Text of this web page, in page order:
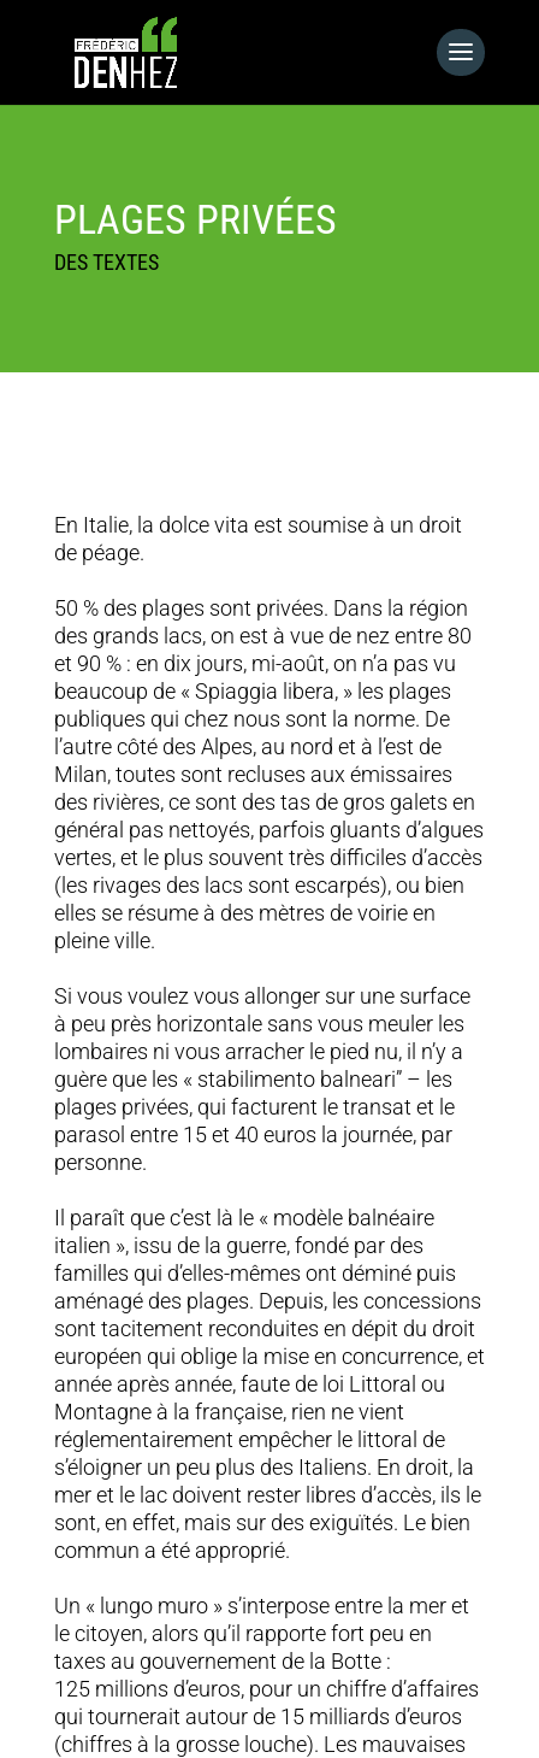
PLAGES PRIVÉES
DES TEXTES
En Italie, la dolce vita est soumise à un droit
de péage.
50 % des plages sont privées. Dans la région
des grands lacs, on est à vue de nez entre 80
et 90 % : en dix jours, mi-août, on n’a pas vu
beaucoup de « Spiaggia libera, » les plages
publiques qui chez nous sont la norme. De
l’autre côté des Alpes, au nord et à l’est de
Milan, toutes sont recluses aux émissaires
des rivières, ce sont des tas de gros galets en
général pas nettoyés, parfois gluants d’algues
vertes, et le plus souvent très difficiles d’accès
(les rivages des lacs sont escarpés), ou bien
elles se résume à des mètres de voirie en
pleine ville.
Si vous voulez vous allonger sur une surface
à peu près horizontale sans vous meuler les
lombaires ni vous arracher le pied nu, il n’y a
guère que les « stabilimento balneari” – les
plages privées, qui facturent le transat et le
parasol entre 15 et 40 euros la journée, par
personne.
Il paraît que c’est là le « modèle balnéaire
italien », issu de la guerre, fondé par des
familles qui d’elles-mêmes ont déminé puis
aménagé des plages. Depuis, les concessions
sont tacitement reconduites en dépit du droit
européen qui oblige la mise en concurrence, et
année après année, faute de loi Littoral ou
Montagne à la française, rien ne vient
réglementairement empêcher le littoral de
s’éloigner un peu plus des Italiens. En droit, la
mer et le lac doivent rester libres d’accès, ils le
sont, en effet, mais sur des exiguïtés. Le bien
commun a été approprié.
Un « lungo muro » s’interpose entre la mer et
le citoyen, alors qu’il rapporte fort peu en
taxes au gouvernement de la Botte :
125 millions d’euros, pour un chiffre d’affaires
qui tournerait autour de 15 milliards d’euros
(chiffres à la grosse louche). Les mauvaises